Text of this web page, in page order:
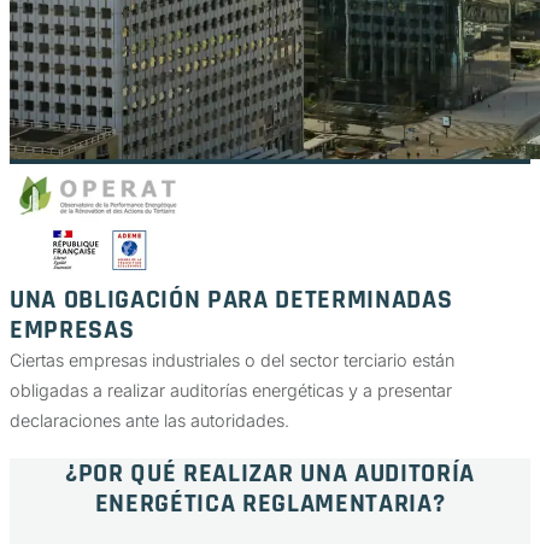
UNA OBLIGACIÓN PARA DETERMINADAS
EMPRESAS
Ciertas empresas industriales o del sector terciario están
obligadas a realizar auditorías energéticas y a presentar
declaraciones ante las autoridades.
¿POR QUÉ REALIZAR UNA AUDITORÍA
ENERGÉTICA REGLAMENTARIA?